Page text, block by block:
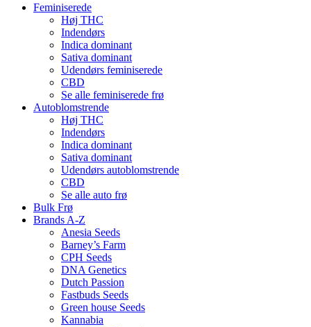
Feminiserede
Høj THC
Indendørs
Indica dominant
Sativa dominant
Udendørs feminiserede
CBD
Se alle feminiserede frø
Autoblomstrende
Høj THC
Indendørs
Indica dominant
Sativa dominant
Udendørs autoblomstrende
CBD
Se alle auto frø
Bulk Frø
Brands A-Z
Anesia Seeds
Barney’s Farm
CPH Seeds
DNA Genetics
Dutch Passion
Fastbuds Seeds
Green house Seeds
Kannabia